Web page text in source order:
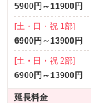
5900円～11900円
[土・日・祝 1部]
6900円～13900円
[土・日・祝 2部]
6900円～13900円
延長料金